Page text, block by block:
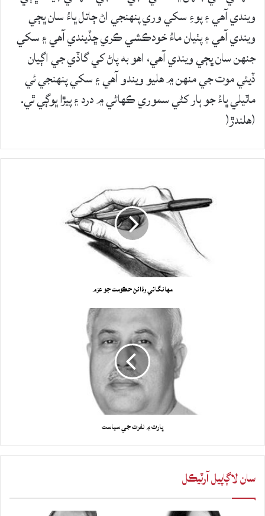
ويندي آهي ۽ پوءِ سکي وري پنهنجي اڻ ڄاتل ڀاءُ سان ڀڄي
ويندي آهي ۽ پٺيان ماءُ خودڪشي ڪري ڇڏيندي آهي ۽ سکي
جنهن سان ڀڄي ويندي آهي، اهو به پاڻ کي گاڏي جي اڳيان
ڏيئي موت جي منهن ۾ هليو ويندو آهي ۽ سکي پنهنجي ئي
ماٽيلي ڀاءُ جو ٻار کڻي سموري ڪهاڻي ۾ درد ۽ پيڙا ڀوڳي ٿي.
(هلندڙ(
مهانگائي وڌائڻ حڪومت جو عزم
ڀارت ۾ نفرت جي سياست
سان لاڳاپيل آرٽيڪل